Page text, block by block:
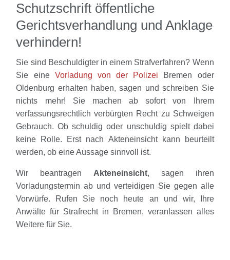
Schutzschrift öffentliche
Gerichtsverhandlung und Anklage
verhindern!
Sie sind Beschuldigter in einem Strafverfahren? Wenn
Sie eine Vorladung von der Polizei Bremen oder
Oldenburg erhalten haben, sagen und schreiben Sie
nichts mehr! Sie machen ab sofort von Ihrem
verfassungsrechtlich verbürgten Recht zu Schweigen
Gebrauch. Ob schuldig oder unschuldig spielt dabei
keine Rolle. Erst nach Akteneinsicht kann beurteilt
werden, ob eine Aussage sinnvoll ist.
Wir beantragen Akteneinsicht, sagen ihren
Vorladungstermin ab und verteidigen Sie gegen alle
Vorwürfe. Rufen Sie noch heute an und wir, Ihre
Anwälte für Strafrecht in Bremen, veranlassen alles
Weitere für Sie.